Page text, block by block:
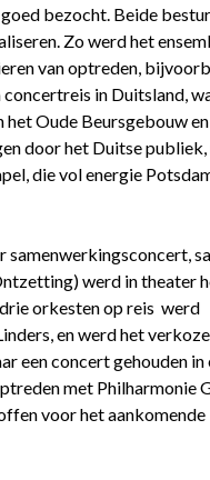
bezocht. Beide
Zo werd het
van optreden,
in Duitsland,
Oude Beursgebouw
door het Duitse publiek,
die vol energie
werd in theater
orkesten op reis werd
en werd het
een concert gehouden in
met Philharmonie
voor het aankomende